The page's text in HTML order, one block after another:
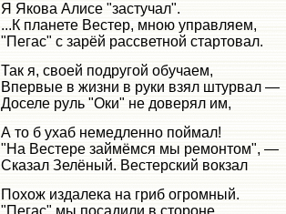
Я Якова Алисе "застучал".
...К планете Вестер, мною управляем,
"Пегас" с зарёй рассветной стартовал.
Так я, своей подругой обучаем,
Впервые в жизни в руки взял штурвал —
Доселе руль "Оки" не доверял им,
А то б ухаб немедленно поймал!
"На Вестере займёмся мы ремонтом", —
Сказал Зелёный. Вестерский вокзал
Похож издалека на гриб огромный.